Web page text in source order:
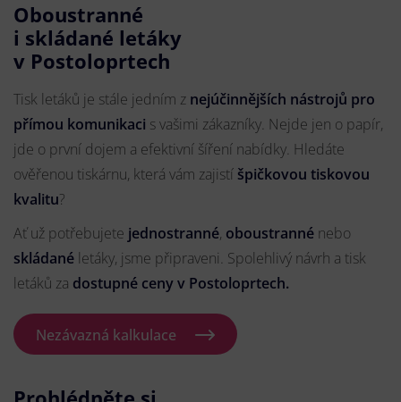
Oboustranné
i skládané letáky
v Postoloprtech
Tisk letáků je stále jedním z nejúčinnějších nástrojů pro
přímou komunikaci s vašimi zákazníky. Nejde jen o papír,
jde o první dojem a efektivní šíření nabídky. Hledáte
ověřenou tiskárnu, která vám zajistí špičkovou tiskovou
kvalitu?
Ať už potřebujete jednostranné, oboustranné nebo
skládané letáky, jsme připraveni. Spolehlivý návrh a tisk
letáků za dostupné ceny v Postoloprtech.
Nezávazná kalkulace